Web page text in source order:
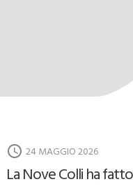
24 MAGGIO 2026
La Nove Colli ha